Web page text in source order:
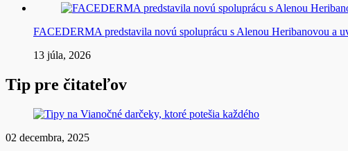
FACEDERMA predstavila novú spoluprácu s Alenou Heribanovou a
13 júla, 2026
Tip pre čitateľov
02 decembra, 2025